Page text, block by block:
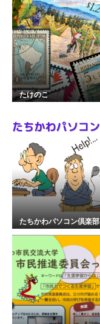
たけのこ
たちかわパソコン倶楽部